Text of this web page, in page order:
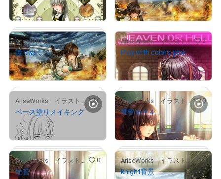
# 50/50
# 3/5
¥35,000
SET 2
# 4/5
セット価格 ¥2,800
SET 2
AriseWorks イラストレーター 1
護りぬく
セット価格 ¥2,800
AriseWorks イラストレーター 2
Play with colors-pink
6,000
AriseWorks イラストレーター 0
ベース塗りメイキング
セット価格 ¥3,500
SET 3
AriseWorks イラストレーター 0
煙管ＭＰ４
セット価格 ¥3,500
AriseWorks イラストレーター 0
煙管
AriseWorks イラストレーター 0
knight背景